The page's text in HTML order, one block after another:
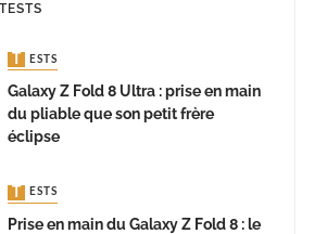
TESTS
Galaxy Z Fold 8 Ultra : prise en main
du pliable que son petit frère
éclipse
TESTS
Prise en main du Galaxy Z Fold 8 : le